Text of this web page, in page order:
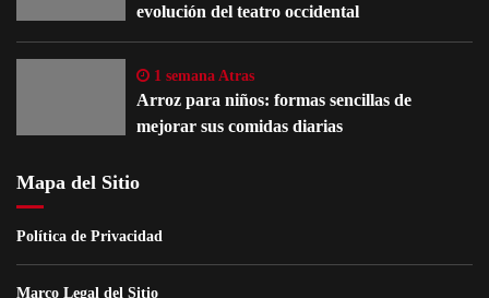
evolución del teatro occidental
1 semana Atras
Arroz para niños: formas sencillas de
mejorar sus comidas diarias
Mapa del Sitio
Política de Privacidad
Marco Legal del Sitio